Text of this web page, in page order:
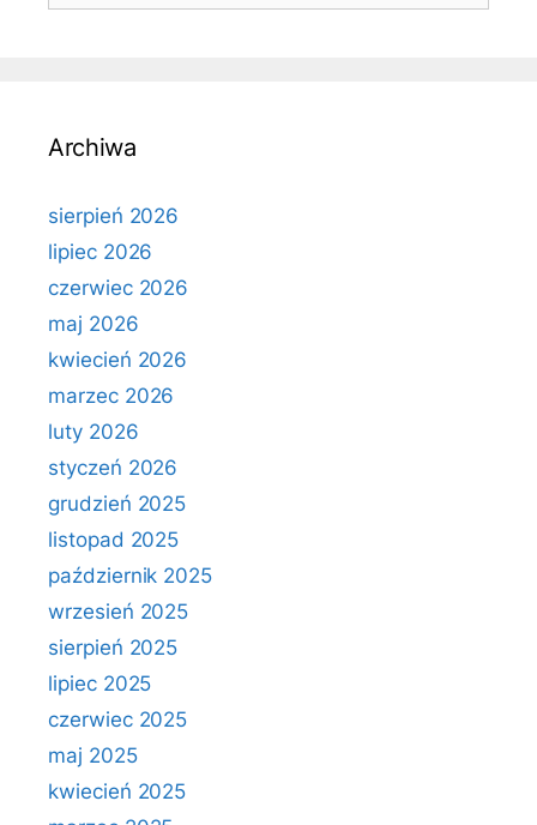
Archiwa
sierpień 2026
lipiec 2026
czerwiec 2026
maj 2026
kwiecień 2026
marzec 2026
luty 2026
styczeń 2026
grudzień 2025
listopad 2025
październik 2025
wrzesień 2025
sierpień 2025
lipiec 2025
czerwiec 2025
maj 2025
kwiecień 2025